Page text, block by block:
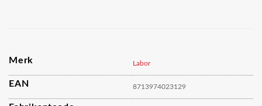
Merk Labor
EAN 8713974023129